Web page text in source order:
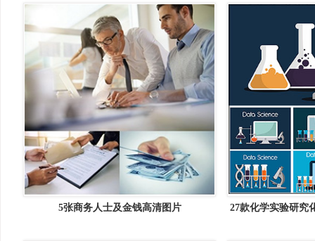
5张商务人士及金钱高清图片
27款化学实验研究